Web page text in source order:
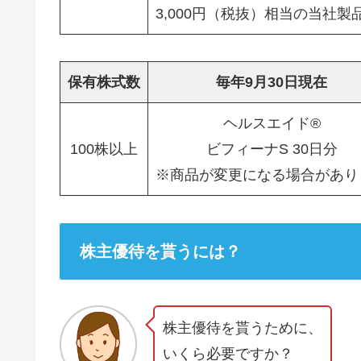
3,000円（税抜）相当の当社製
保有株式数 毎年9月30日現在
100株以上
ヘルスエイド®
ビフィーナS 30日分
※商品が変更になる場合があ
株主優待を貰うには？
株主優待を貰うために、
いくら必要ですか？